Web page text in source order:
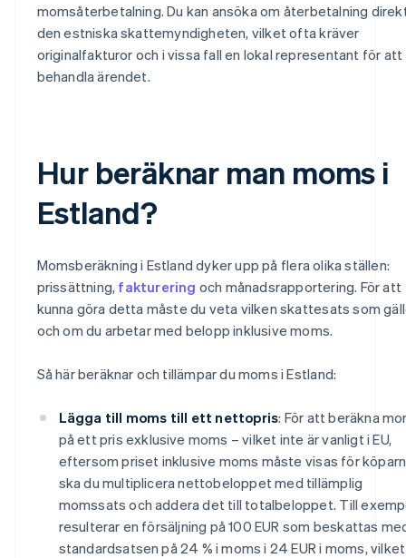
momsåterbetalning. Du kan ansöka om återbetalning
den estniska skattemyndigheten, vilket ofta kräver
originalfakturor och i vissa fall en lokal representant för att
behandla ärendet.
Hur beräknar man moms i
Estland?
Momsberäkning i Estland dyker upp på flera olika ställen:
prissättning, fakturering och månadsrapportering. För att
kunna göra detta måste du veta vilken skattesats som
och om du arbetar med belopp inklusive moms.
Så här beräknar och tillämpar du moms i Estland:
Lägga till moms till ett nettopris: För att beräkna
på ett pris exklusive moms – vilket inte är vanligt i EU,
eftersom priset inklusive moms måste visas för
ska du multiplicera nettobeloppet med tillämplig
momssats och addera det till totalbeloppet. Till
resulterar en försäljning på 100 EUR som beskattas
standardsatsen på 24 % i moms i 24 EUR i moms,